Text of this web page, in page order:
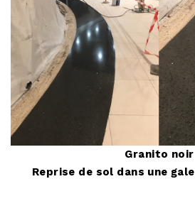
Granito noir
Reprise de sol dans une